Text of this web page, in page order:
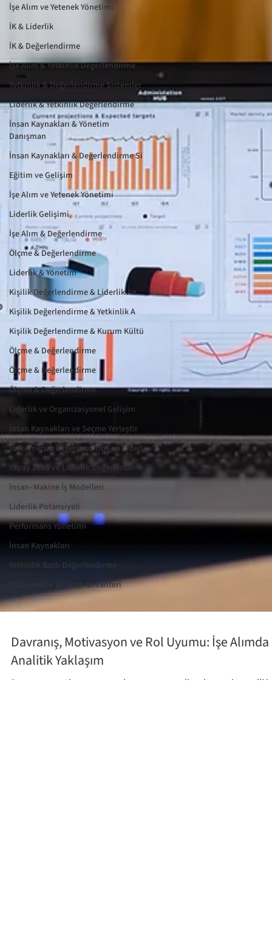
İşe Alım ve Yetenek Yönetimi
İK & Liderlik
İK & Değerlendirme
İşe Alım & Yetkinlik Değerlendirme
Yetkinlik & Değerlendirme Sistemler
Liderlik & Yetkinlik Değerlendirme
İnsan Kaynakları & Yönetim
Danışman
İnsan Kaynakları & Değerlendirme Si
Eğitim ve Gelişim
İşe Alım ve Yetenek Yönetimi
Liderlik Gelişimi
İşe Alım & Değerlendirme
Ölçme & Değerlendirme
Liderlik & Yönetim
Kişilik Değerlendirme & Liderlik An
Kişilik Değerlendirme & Yetkinlik A
Kişilik Değerlendirme & Kurum Kültü
Ölçme & Değerlendirme
Ölçme & Değerlendirme
Ölçme & Değerlendirme
Liderlik ve Organizasyonel Gelişim
İnsan Kaynakları ve Seçme Yerleştir
Psikometrik Değerlendirme ve Liderl
Yapay Zekâ ve Liderlik Değerlendirm
İnsan–Makine İş Modelleri
Liderlik Potansiyeli
Performans Yönetimi
İnsan Kaynakları
Yetkinlik Bazlı Değerlendirme
Psikometrik İşe Alım Envanteri